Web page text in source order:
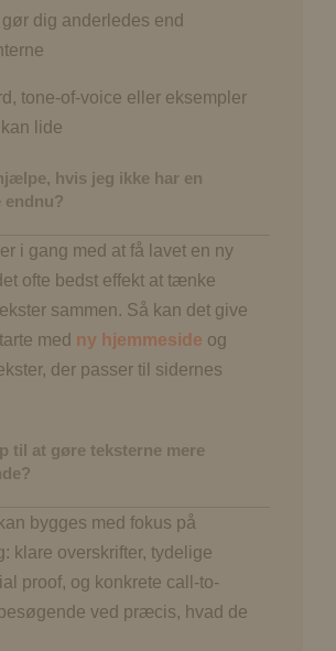
dig anderledes end
tone-of-voice eller eksempler
lide
hvis jeg ikke har en
endnu?
i gang med at få lavet en ny
ofte bedst effekt at tænke
sammen. Så kan det give
med ny hjemmeside og
der passer til sidernes
til at gøre teksterne mere
bygges med fokus på
klare overskrifter, tydelige
proof, og konkrete call-to-
ved præcis, hvad de